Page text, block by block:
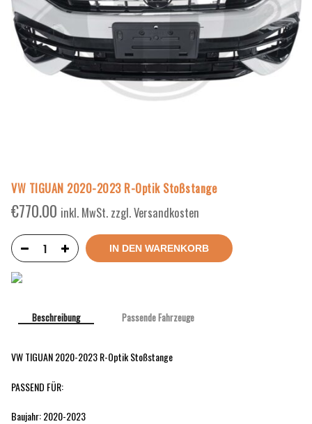
VW TIGUAN 2020-2023 R-Optik Stoßstange
€770.00 inkl. MwSt. zzgl. Versandkosten
IN DEN WARENKORB
Beschreibung Passende Fahrzeuge
VW TIGUAN 2020-2023 R-Optik Stoßstange
PASSEND FÜR:
Baujahr: 2020-2023